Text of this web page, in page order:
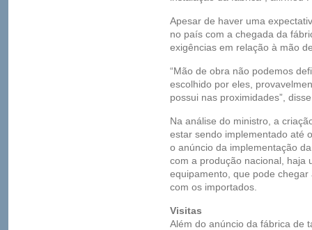
Apesar de haver uma
no país com a chegada da
exigências em relação à mão
“Mão de obra não podemos
escolhido por eles,
possui nas proximidades”,
Na análise do ministro, a
estar sendo implementado até
o anúncio da implementação
com a produção nacional, haja
equipamento, que pode
com os importados.
Visitas
Além do anúncio da fábrica de